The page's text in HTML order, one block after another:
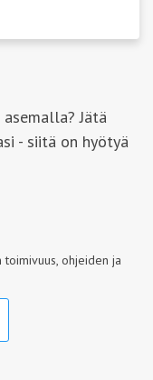
Jätä
- siitä on hyötyä
ohjeiden ja